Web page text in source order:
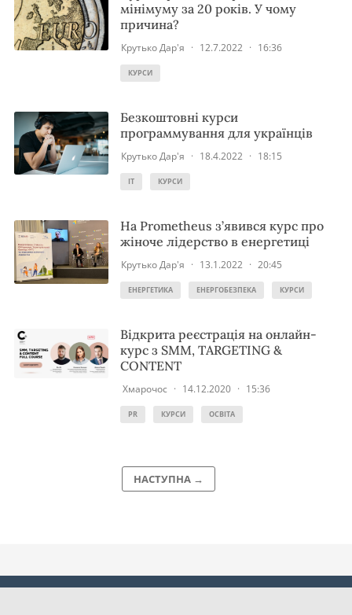
мінімуму за 20 років. У чому
причина?
Крутько Дар'я · 12.7.2022 · 16:36
КУРСИ
Безкоштовні курси
программування для українців
Крутько Дар'я · 18.4.2022 · 18:15
IT КУРСИ
На Prometheus з’явився курс про
жіноче лідерство в енергетиці
Крутько Дар'я · 13.1.2022 · 20:45
ЕНЕРГЕТИКА ЕНЕРГОБЕЗПЕКА КУРСИ
Відкрита реєстрація на онлайн-
курс з SMM, TARGETING &
CONTENT
Хмарочос · 14.12.2020 · 15:36
PR КУРСИ ОСВІТА
НАСТУПНА →